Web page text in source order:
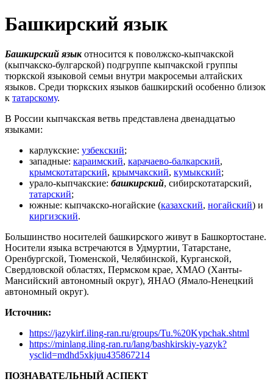
Башкирский язык
Башкирский языкотносится к поволжско-кыпчакской
(кыпчакско-булгарской) подгруппе кыпчакской группы
тюркской языковой семьи внутри макросемьи алтайских
языков. Среди тюркских языков башкирский особенно близок
к татарскому.
В России кыпчакская ветвь представлена двенадцатью
языками:
карлукские: узбекский;
западные: караимский, карачаево-балкарский,
крымскотатарский, крымчакский, кумыкский;
урало-кыпчакские: башкирский, сибирскотатарский,
татарский;
южные: кыпчакско-ногайские (казахский, ногайский) и
киргизский.
Большинство носителей башкирского живут в Башкортостане.
Носители языка встречаются в Удмуртии, Татарстане,
Оренбургской, Тюменской, Челябинской, Курганской,
Свердловской областях, Пермском крае, ХМАО (Ханты-
Мансийский автономный округ), ЯНАО (Ямало-Ненецкий
автономный округ).
Источник:
https://jazykirf.iling-ran.ru/groups/Tu.%20Kypchak.shtml
https://minlang.iling-ran.ru/lang/bashkirskiy-yazyk?
ysclid=mdhd5xkjuu435867214
ПОЗНАВАТЕЛЬНЫЙ АСПЕКТ